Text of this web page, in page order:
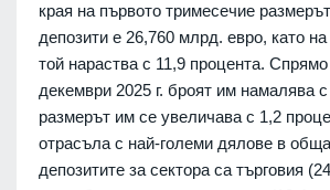
края на първото тримесечие
депозити е 26,760 млрд. евро, като
той нараства с 11,9 процента.
декември 2025 г. броят им намалява
размерът им се увеличава с 1,2
отрасъла с най-големи дялове в
депозитите за сектора са търговия